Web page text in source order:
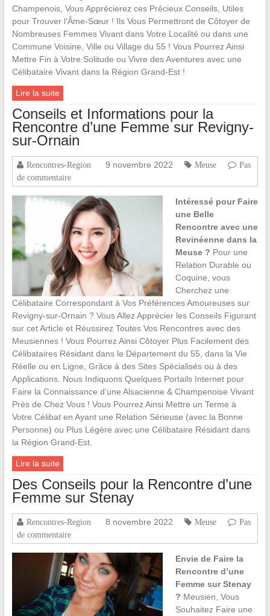
Champenois, Vous Apprécierez ces Précieux Conseils, Utiles
pour Trouver l’Âme-Sœur ! Ils Vous Permettront de Côtoyer de
Nombreuses Femmes Vivant dans Votre Localité ou dans une
Commune Voisine, Ville ou Village du 55 ! Vous Pourrez Ainsi
Mettre Fin à Votre Solitude ou Vivre des Aventures avec une
Célibataire Vivant dans la Région Grand-Est !
Lire la suite
Conseils et Informations pour la
Rencontre d’une Femme sur Revigny-
sur-Ornain
Rencontres-Region 9 novembre 2022 Meuse
Pas
de commentaire
Intéressé pour Faire
une Belle
Rencontre avec une
Revinéenne dans la
Meuse ? Pour une
Relation Durable ou
Coquine, vous
Cherchez une
Célibataire Correspondant à Vos Préférences Amoureuses sur
Revigny-sur-Ornain ? Vous Allez Apprécier les Conseils Figurant
sur cet Article et Réussirez Toutes Vos Rencontres avec des
Meusiennes ! Vous Pourrez Ainsi Côtoyer Plus Facilement des
Célibataires Résidant dans le Département du 55, dans la Vie
Réelle ou en Ligne, Grâce à des Sites Spécialisés ou à des
Applications. Nous Indiquons Quelques Portails Internet pour
Faire la Connaissance d’une Alsacienne & Champenoise Vivant
Près de Chez Vous ! Vous Pourrez Ainsi Mettre un Terme à
Votre Célibat en Ayant une Relation Sérieuse (avec la Bonne
Personne) ou Plus Légère avec une Célibataire Résidant dans
la Région Grand-Est.
Lire la suite
Des Conseils pour la Rencontre d’une
Femme sur Stenay
Rencontres-Region 8 novembre 2022 Meuse
Pas
de commentaire
Envie de Faire la
Rencontre d’une
Femme sur Stenay
? Meusien, Vous
Souhaitez Faire une